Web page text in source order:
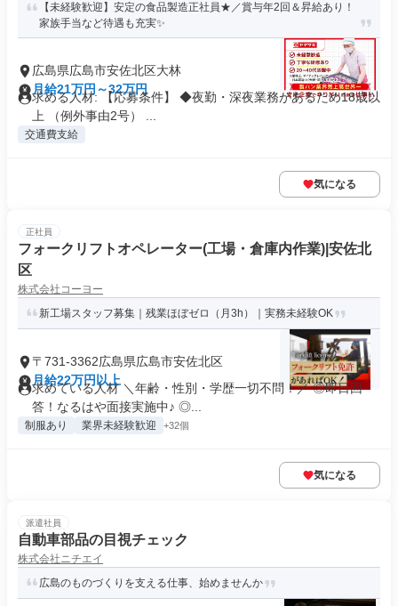
【未経験歓迎】安定の食品製造正社員★／賞与年2回＆昇給あり！
家族手当など待遇も充実✨
広島県広島市安佐北区大林
月給21万円～32万円
求める人材: 【応募条件】 ◆夜勤・深夜業務があるため18歳以
上 （例外事由2号） ...
交通費支給
気になる
正社員
フォークリフトオペレーター(工場・倉庫内作業)|安佐北
区
株式会社コーヨー
新工場スタッフ募集｜残業ほぼゼロ（月3h）｜実務未経験OK
〒731-3362広島県広島市安佐北区
月給22万円以上
求めている人材 ＼年齢・性別・学歴一切不問！／ ◎即日回
答！なるはや面接実施中♪ ◎...
制服あり 業界未経験歓迎 +32個
気になる
派遣社員
自動車部品の目視チェック
株式会社ニチエイ
広島のものづくりを支える仕事、始めませんか